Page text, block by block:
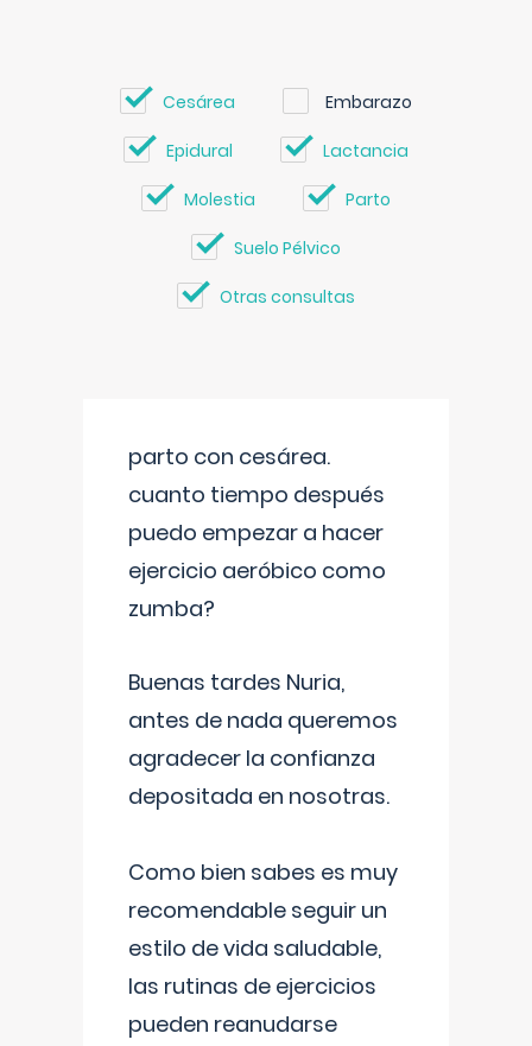
Cesárea Embarazo
Epidural Lactancia
Molestia Parto
Suelo Pélvico
Otras consultas
parto con cesárea.
cuanto tiempo después
puedo empezar a hacer
ejercicio aeróbico como
zumba?
Buenas tardes Nuria,
antes de nada queremos
agradecer la confianza
depositada en nosotras.
Como bien sabes es muy
recomendable seguir un
estilo de vida saludable,
las rutinas de ejercicios
pueden reanudarse